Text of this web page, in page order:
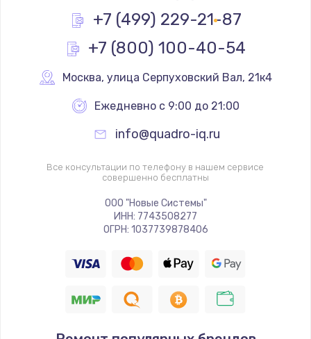
Заказать
Замена реле
Замена термопредохранителя
700 руб.
Заказать
Замена ТЭНа
2500 руб.
1400 руб.
+7 (499) 229-21-87
+7 (800) 100-40-54
Москва, улица Серпуховский Вал, 21к4
Ежедневно с 9:00 до 21:00
info@quadro-iq.ru
Все консультации по телефону в нашем сервисе
совершенно бесплатны
ООО "Новые Системы"
ИНН: 7743508277
ОГРН: 1037739878406